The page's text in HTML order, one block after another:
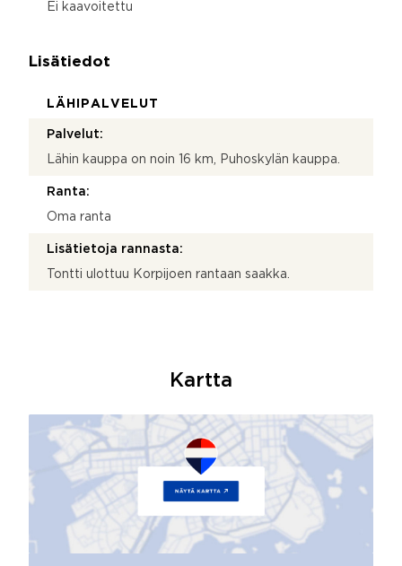
Ei kaavoitettu
Lisätiedot
LÄHIPALVELUT
Palvelut:
Lähin kauppa on noin 16 km, Puhoskylän kauppa.
Ranta:
Oma ranta
Lisätietoja rannasta:
Tontti ulottuu Korpijoen rantaan saakka.
Kartta